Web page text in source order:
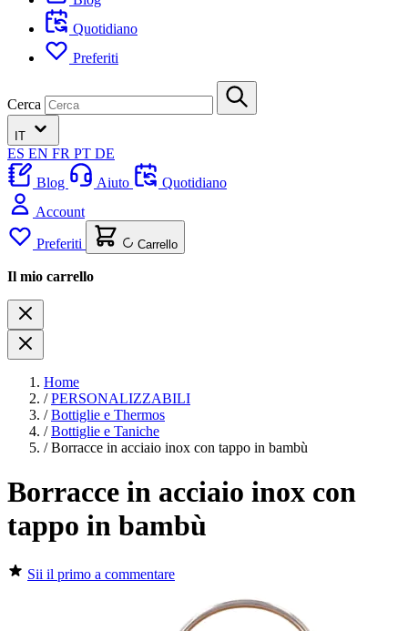
Quotidiano
Preferiti
Cerca
IT
ES EN FR PT DE
Blog
Aiuto
Quotidiano
Account
Preferiti Carrello
Il mio carrello
Home
/ PERSONALIZZABILI
/ Bottiglie e Thermos
/ Bottiglie e Taniche
/ Borracce in acciaio inox con tappo in bambù
Borracce in acciaio inox con
tappo in bambù
Sii il primo a commentare